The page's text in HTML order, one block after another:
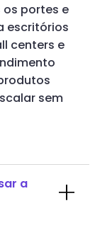
portes e
escritórios
centers e
sem
a